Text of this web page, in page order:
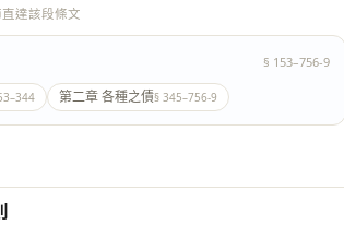
達該段條文
§ 153–756-9
第二章 各種之債§ 345–756-9